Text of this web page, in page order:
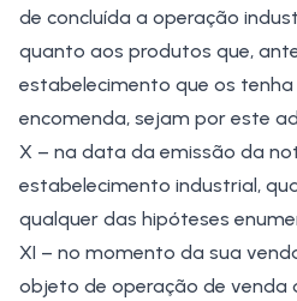
de concluída a operação
quanto aos produtos que,
estabelecimento que os
encomenda, sejam por este
X – na data da emissão da
estabelecimento industrial,
qualquer das hipóteses
XI – no momento da sua
objeto de operação de venda